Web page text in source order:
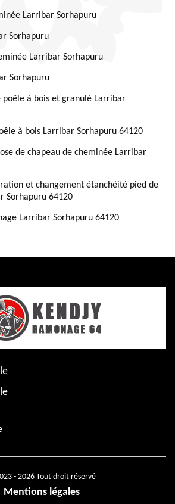
Larribar Sorhapuru
Sorhapuru
Larribar Sorhapuru
Sorhapuru
poêle à bois et granulé Larribar
à bois Larribar Sorhapuru 64120
de chapeau de cheminée Larribar
et changement étanchéité pied de
Sorhapuru 64120
Larribar Sorhapuru 64120
- 2026 Tout droit réservé
Mentions légales